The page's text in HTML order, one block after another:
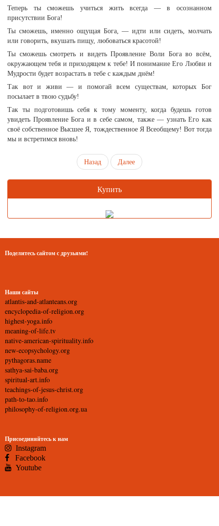
Теперь ты сможешь учиться жить всегда — в осознанном
присутствии Бога!
Ты сможешь, именно ощущая Бога, — идти или сидеть, молчать
или говорить, вкушать пищу, любоваться красотой!
Ты сможешь смотреть и видеть Проявление Воли Бога во всём,
окружающем тебя и приходящем к тебе! И понимание Его Любви и
Мудрости будет возрастать в тебе с каждым днём!
Так вот и живи — и помогай всем существам, которых Бог
посылает в твою судьбу!
Так ты подготовишь себя к тому моменту, когда будешь готов
увидеть Проявление Бога и в себе самом, также — узнать Его как
своё собственное Высшее Я, тождественное Я Всеобщему! Вот тогда
мы и встретимся вновь!
Назад Далее
Купить
Поделитесь сайтом с друзьями!
Наши сайты
atlantis-and-atlanteans.org
encyclopedia-of-religion.org
highest-yoga.info
meaning-of-life.tv
native-american-spirituality.info
new-ecopsychology.org
pythagoras.name
sathya-sai-baba.org
spiritual-art.info
teachings-of-jesus-christ.org
path-to-tao.info
philosophy-of-religion.org.ua
Присоединяйтесь к нам
Instagram
Facebook
Youtube